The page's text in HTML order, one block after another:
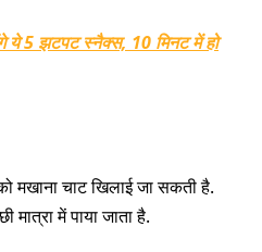
ये 5 झटपट स्नैक्स, 10 मिनट में हो
मखाना चाट खिलाई जा सकती है.
में पाया जाता है.